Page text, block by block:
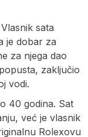
sata
je dobar za
za njega dao
zaključio
vodi.
40 godina. Sat
već je vlasnik
Rolexovu